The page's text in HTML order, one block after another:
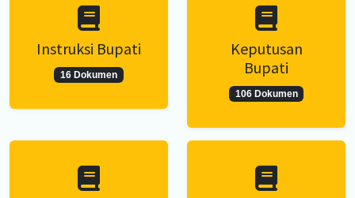
Instruksi Bupati
16 Dokumen
Keputusan
Bupati
106 Dokumen